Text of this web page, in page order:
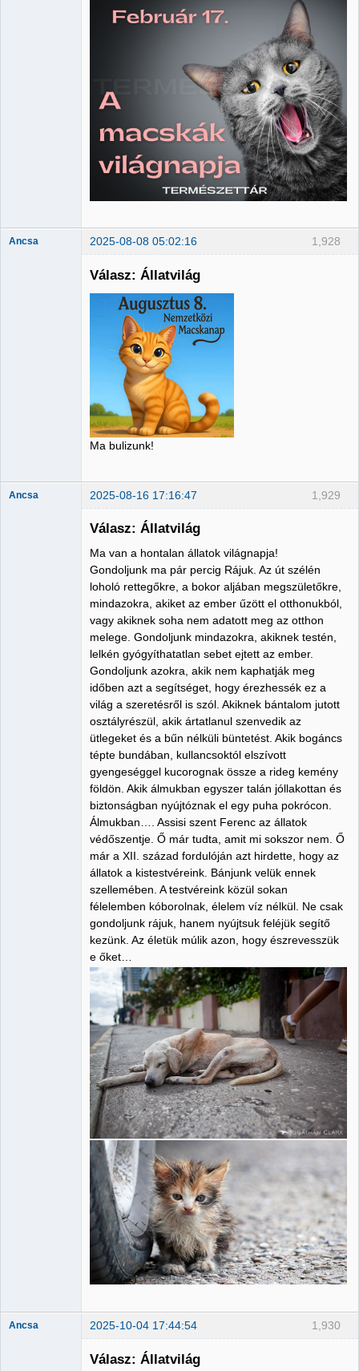
1,928
Ancsa 2025-08-08 05:02:16
Válasz: Állatvilág
Ma bulizunk!
1,929
Ancsa 2025-08-16 17:16:47
Válasz: Állatvilág
Ma van a hontalan állatok világnapja!
Gondoljunk ma pár percig Rájuk. Az út szélén
loholó rettegőkre, a bokor aljában megszületőkre,
mindazokra, akiket az ember űzött el otthonukból,
vagy akiknek soha nem adatott meg az otthon
melege. Gondoljunk mindazokra, akiknek testén,
lelkén gyógyíthatatlan sebet ejtett az ember.
Gondoljunk azokra, akik nem kaphatják meg
időben azt a segítséget, hogy érezhessék ez a
világ a szeretésről is szól. Akiknek bántalom jutott
osztályrészül, akik ártatlanul szenvedik az
ütlegeket és a bűn nélküli büntetést. Akik bogáncs
tépte bundában, kullancsoktól elszívott
gyengeséggel kucorognak össze a rideg kemény
földön. Akik álmukban egyszer talán jóllakottan és
biztonságban nyújtóznak el egy puha pokrócon.
Álmukban…. Assisi szent Ferenc az állatok
védőszentje. Ő már tudta, amit mi sokszor nem. Ő
már a XII. század fordulóján azt hirdette, hogy az
állatok a kistestvéreink. Bánjunk velük ennek
szellemében. A testvéreink közül sokan
félelemben kóborolnak, élelem víz nélkül. Ne csak
gondoljunk rájuk, hanem nyújtsuk feléjük segítő
kezünk. Az életük múlik azon, hogy észrevesszük
e őket…
1,930
Ancsa 2025-10-04 17:44:54
Válasz: Állatvilág